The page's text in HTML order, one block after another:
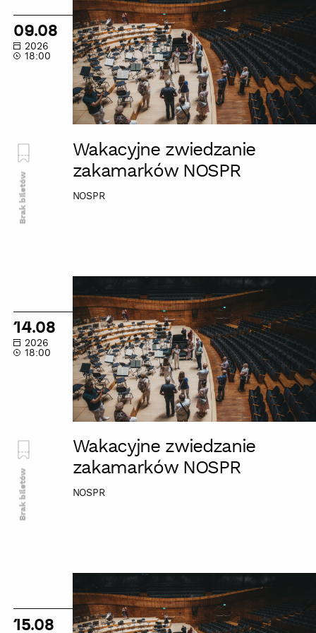
zwiedzanie
zakamarków
NOSPR
09.08
2026
18:00
Wakacyjne zwiedzanie
zakamarków NOSPR
NOSPR
Brak biletów
zwiedzanie
zakamarków
NOSPR
14.08
2026
18:00
Wakacyjne zwiedzanie
zakamarków NOSPR
NOSPR
Brak biletów
zwiedzanie
zakamarków
15.08